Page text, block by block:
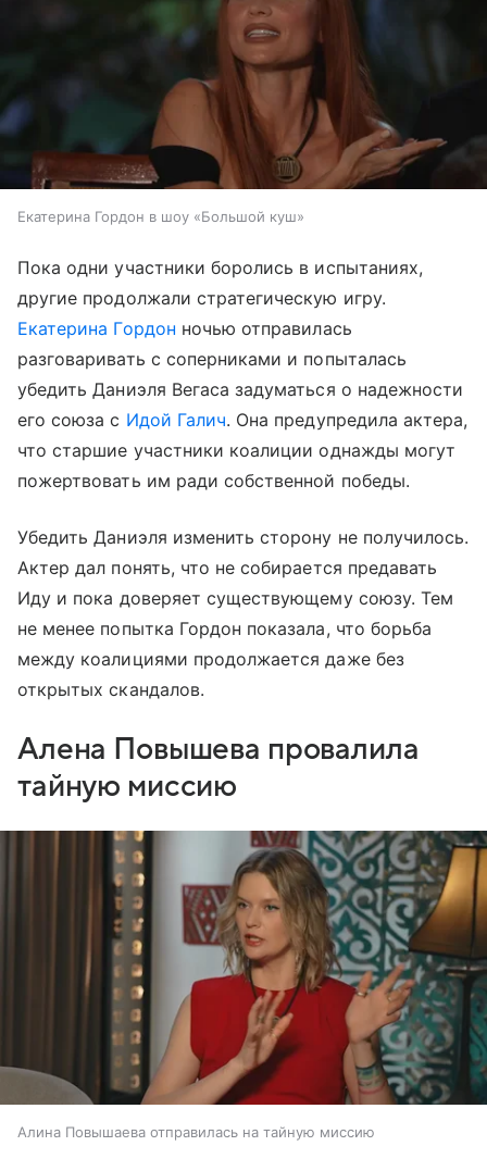
Екатерина Гордон в шоу «Большой куш»
Пока одни участники боролись в испытаниях,
другие продолжали стратегическую игру.
Екатерина Гордон ночью отправилась
разговаривать с соперниками и попыталась
убедить Даниэля Вегаса задуматься о надежности
его союза с Идой Галич. Она предупредила актера,
что старшие участники коалиции однажды могут
пожертвовать им ради собственной победы.
Убедить Даниэля изменить сторону не получилось.
Актер дал понять, что не собирается предавать
Иду и пока доверяет существующему союзу. Тем
не менее попытка Гордон показала, что борьба
между коалициями продолжается даже без
открытых скандалов.
Алена Повышева провалила
тайную миссию
Алина Повышаева отправилась на тайную миссию